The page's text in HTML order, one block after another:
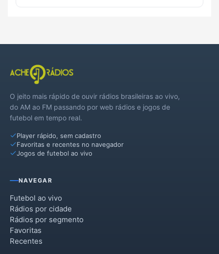
O jeito mais rápido de ouvir rádios brasileiras ao vivo,
do AM ao FM passando por web rádios e jogos de
futebol em tempo real.
Player rápido, sem cadastro
Favoritas e recentes no navegador
Jogos de futebol ao vivo
NAVEGAR
Futebol ao vivo
Rádios por cidade
Rádios por segmento
Favoritas
Recentes